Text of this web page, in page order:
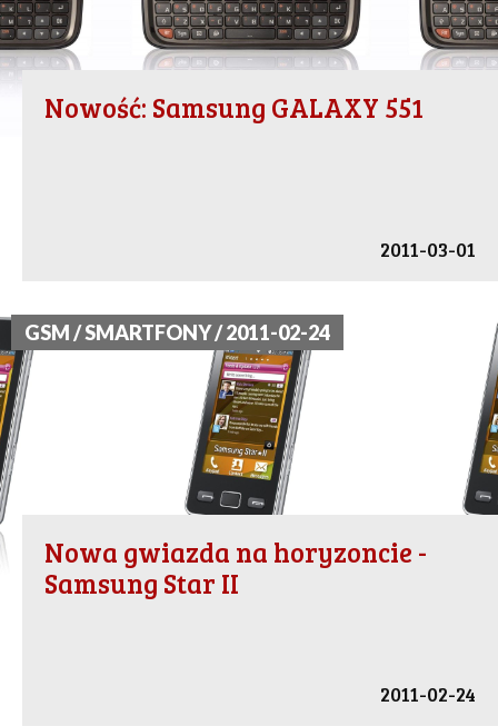
Nowość: Samsung GALAXY 551
2011-03-01
GSM / SMARTFONY / 2011-02-24
Nowa gwiazda na horyzoncie -
Samsung Star II
2011-02-24